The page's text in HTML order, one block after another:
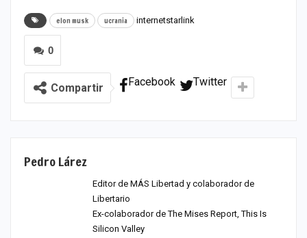
elon musk internetstarlink
ucrania
0
Compartir Facebook Twitter
Pedro Lárez
Editor de MÁS Libertad y colaborador de
Libertario
Ex-colaborador de The Mises Report, This Is
Silicon Valley